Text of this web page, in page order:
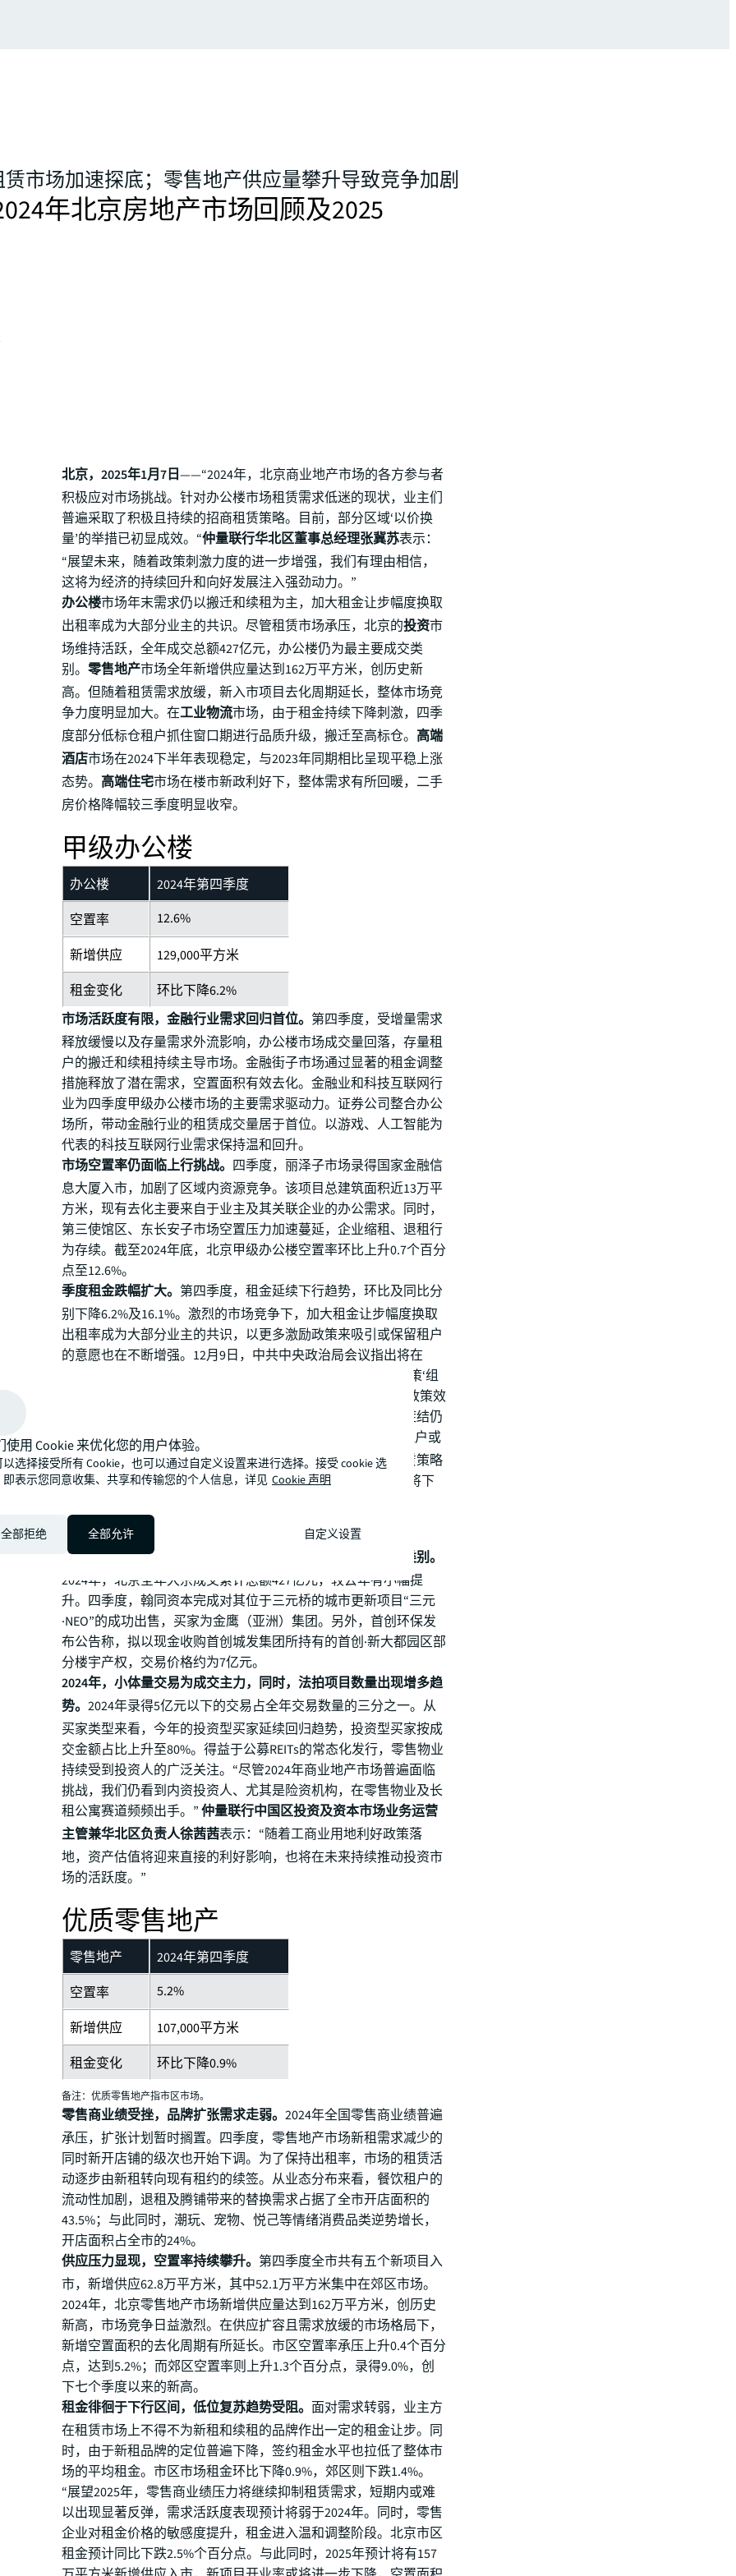
市场加速探底；零售地产供应量攀升导致竞争加剧
年北京房地产市场回顾及2025
北京，2025年1月7日——“2024年，北京商业地产市场的各方参与者
积极应对市场挑战。针对办公楼市场租赁需求低迷的现状，业主们
普遍采取了积极且持续的招商租赁策略。目前，部分区域‘以价换
量’的举措已初显成效。“仲量联行华北区董事总经理张冀苏表示：
“展望未来，随着政策刺激力度的进一步增强，我们有理由相信，
这将为经济的持续回升和向好发展注入强劲动力。”
办公楼市场年末需求仍以搬迁和续租为主，加大租金让步幅度换取
出租率成为大部分业主的共识。尽管租赁市场承压，北京的投资市
场维持活跃，全年成交总额427亿元，办公楼仍为最主要成交类
别。零售地产市场全年新增供应量达到162万平方米，创历史新
高。但随着租赁需求放缓，新入市项目去化周期延长，整体市场竞
争力度明显加大。在工业物流市场，由于租金持续下降刺激，四季
度部分低标仓租户抓住窗口期进行品质升级，搬迁至高标仓。 高端
酒店市场在2024下半年表现稳定，与2023年同期相比呈现平稳上涨
态势。 高端住宅市场在楼市新政利好下，整体需求有所回暖，二手
房价格降幅较三季度明显收窄。
甲级办公楼
办公楼
2024年第四季度
空置率
12.6%
新增供应
129,000平方米
租金变化
环比下降6.2%
市场活跃度有限，金融行业需求回归首位。 第四季度，受增量需求
释放缓慢以及存量需求外流影响，办公楼市场成交量回落，存量租
户的搬迁和续租持续主导市场。金融街子市场通过显著的租金调整
措施释放了潜在需求，空置面积有效去化。金融业和科技互联网行
业为四季度甲级办公楼市场的主要需求驱动力。证券公司整合办公
场所，带动金融行业的租赁成交量居于首位。以游戏、人工智能为
代表的科技互联网行业需求保持温和回升。
市场空置率仍面临上行挑战。 四季度，丽泽子市场录得国家金融信
息大厦入市，加剧了区域内资源竞争。该项目总建筑面积近13万平
方米，现有去化主要来自于业主及其关联企业的办公需求。同时，
第三使馆区、东长安子市场空置压力加速蔓延，企业缩租、退租行
为存续。截至2024年底，北京甲级办公楼空置率环比上升0.7个百分
点至12.6%。
季度租金跌幅扩大。 第四季度，租金延续下行趋势，环比及同比分
别下降6.2%及16.1%。激烈的市场竞争下，加大租金让步幅度换取
出租率成为大部分业主的共识，以更多激励政策来吸引或保留租户
的意愿也在不断增强。12月9日，中共中央政治局会议指出将在
2025年实施更加积极的财政政策和适度宽松的货币政策。“政策‘组
合拳’的持续发力体现了推动经济稳定、提振信心的决心，但政策效
能的传导与转化尚需时间，办公楼市场有效需求不足的突出症结仍
待破解。”仲量联行北京商业地产部高级董事张斯亮
表示：“租户或
将继续寻找成本节约或品质升级机会，促使业主积极调整租赁策略
争取客户，抢占市场先机。预计 2025 年北京甲级办公楼租金将下
投资
全年大宗交易资产类别呈现多样化，办公楼仍为最主要成交类别。
2024年，北京全年大宗成交累计总额427亿元，较去年有小幅提
升。四季度，翰同资本完成对其位于三元桥的城市更新项目“三元
·NEO”的成功出售，买家为金鹰（亚洲）集团。另外，首创环保发
布公告称，拟以现金收购首创城发集团所持有的首创·新大都园区部
分楼宇产权，交易价格约为7亿元。
2024年，小体量交易为成交主力，同时，法拍项目数量出现增多趋
势。2024年录得5亿元以下的交易占全年交易数量的三分之一。从
买家类型来看，今年的投资型买家延续回归趋势，投资型买家按成
交金额占比上升至80%。得益于公募REITs的常态化发行，零售物业
持续受到投资人的广泛关注。“尽管2024年商业地产市场普遍面临
挑战，我们仍看到内资投资人、尤其是险资机构，在零售物业及长
租公寓赛道频频出手。”仲量联行中国区投资及资本市场业务运营
主管兼华北区负责人徐茜茜表示：“随着工商业用地利好政策落
地，资产估值将迎来直接的利好影响，也将在未来持续推动投资市
场的活跃度。”
优质零售地产
零售地产
2024年第四季度
空置率
5.2%
新增供应
107,000平方米
租金变化
环比下降0.9%
备注：优质零售地产指市区市场。
零售商业绩受挫，品牌扩张需求走弱。2024年全国零售商业绩普遍
承压，扩张计划暂时搁置。四季度，零售地产市场新租需求减少的
同时新开店铺的级次也开始下调。为了保持出租率，市场的租赁活
动逐步由新租转向现有租约的续签。从业态分布来看，餐饮租户的
流动性加剧，退租及腾铺带来的替换需求占据了全市开店面积的
43.5%；与此同时，潮玩、宠物、悦己等情绪消费品类逆势增长，
开店面积占全市的24%。
供应压力显现，空置率持续攀升。 第四季度全市共有五个新项目入
市，新增供应62.8万平方米，其中52.1万平方米集中在郊区市场。
2024年，北京零售地产市场新增供应量达到162万平方米，创历史
新高，市场竞争日益激烈。在供应扩容且需求放缓的市场格局下，
新增空置面积的去化周期有所延长。市区空置率承压上升0.4个百分
点，达到5.2%；而郊区空置率则上升1.3个百分点，录得9.0%，创
下七个季度以来的新高。
租金徘徊于下行区间，低位复苏趋势受阻。 面对需求转弱，业主方
在租赁市场上不得不为新租和续租的品牌作出一定的租金让步。同
时，由于新租品牌的定位普遍下降，签约租金水平也拉低了整体市
场的平均租金。市区市场租金环比下降0.9%，郊区则下跌1.4%。
“展望2025年，零售商业绩压力将继续抑制租赁需求，短期内或难
以出现显著反弹，需求活跃度表现预计将弱于2024年。同时，零售
企业对租金价格的敏感度提升，租金进入温和调整阶段。北京市区
租金预计同比下跌2.5%个百分点。与此同时，2025年预计将有157
使用 Cookie 来优化您的用户体验。
选择接受所有 Cookie，也可以通过自定义设置来进行选择。接受 cookie 选
即表示您同意收集、共享和传输您的个人信息，详见 Cookie 声明
全部拒绝 全部允许 自定义设置